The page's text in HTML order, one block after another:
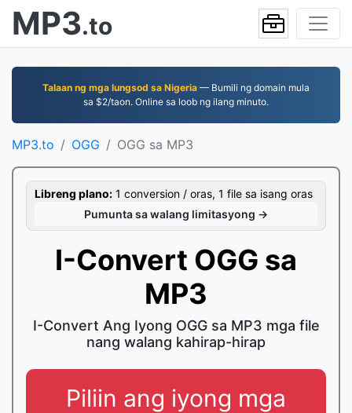
MP3.to
Talaan ng mga lungsod sa Nigeria — Bumili ng domain mula
sa $2/taon. Online sa loob ng ilang minuto.
MP3.to OGG OGG sa MP3
Libreng plano: 1 conversion / oras, 1 file sa isang oras
Pumunta sa walang limitasyong →
I-Convert OGG sa
MP3
I-Convert Ang Iyong OGG sa MP3 mga file
nang walang kahirap-hirap
Piliin ang iyong mga